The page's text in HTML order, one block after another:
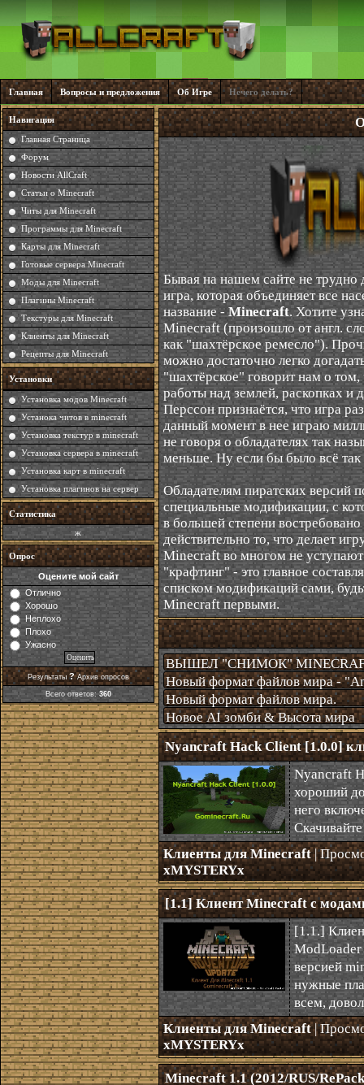
Главная Вопросы и предложения Об Игре Нечего делать?
Навигация
Главная Страница
Форум
Новости AllCraft
Статьи о Minecraft
Читы для Minecraft
Программы для Minecraft
Карты для Minecraft
Готовые сервера Minecraft
Моды для Minecraft
Плагины Minecraft
Текстуры для Minecraft
Клиенты для Minecraft
Рецепты для Minecraft
Установки
Установка модов Minecraft
Устанока читов в minecraft
Установка текстур в minecraft
Установка сервера в minecraft
Установка карт в minecraft
Установка плагинов на сервер
Статистика
ж
Опрос
Оцените мой сайт
Отлично
Хорошо
Неплохо
Плохо
Ужасно
Результаты ? Архив опросов
Всего ответов:360
Бывая на нашем сайте не трудно
игра, которая объединяет все
название -Minecraft. Хотите
Minecraft (произошло от англ.
как "шахтёрское ремесло").
можно достаточно легко
"шахтёрское" говорит нам о том,
работы над землей, раскопках
Перссон признаётся, что игра
данный момент в нее играю
не говоря о обладателях так
меньше. Ну если бы было всё так
Обладателям пиратских версий
специальные модификации, с
в большей степени
действительно то, что делает
Minecraftво многом не
"крафтинг" - это главное
списком модификаций сами,
Minecraft первыми.
ВЫШЕЛ "СНИМОК"
Новый формат файлов мира -
Новый формат файлов мира.
Новое AI зомби & Высота мира
Nyancraft Hack Client [1.0.0]
Nyancraft
хороший
него
Клиенты для Minecraft|
xMYSTERYx
[1.1] Клиент Minecraft с
[1.1.]
ModLoader
версией
нужные
всем,
Клиенты для Minecraft|
xMYSTERYx
Minecraft 1.1 (2012/RUS/